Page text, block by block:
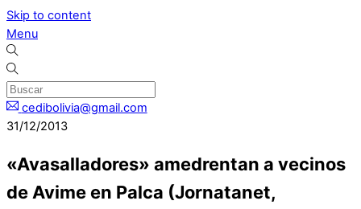
Skip to content
Menu
cedibolivia@gmail.com
31/12/2013
«Avasalladores» amedrentan a vecinos
de Avime en Palca (Jornatanet,